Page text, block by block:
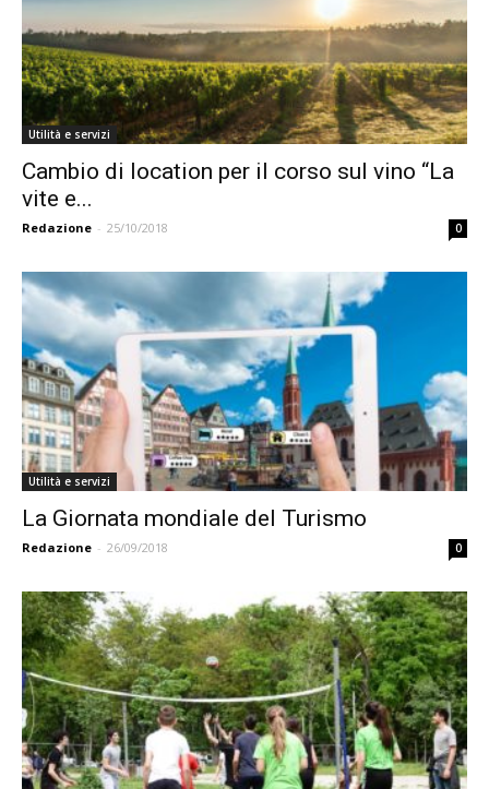
Utilità e servizi
Cambio di location per il corso sul vino “La
vite e...
Redazione - 25/10/2018 0
Utilità e servizi
La Giornata mondiale del Turismo
Redazione - 26/09/2018 0